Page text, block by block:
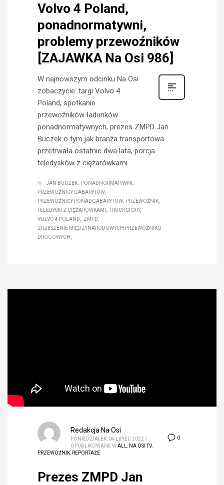
Volvo 4 Poland,
ponadnormatywni,
problemy przewoźników
[ZAJAWKA Na Osi 986]
W najnowszym odcinku Na Osi
zobaczycie: targi Volvo 4
Poland, spotkanie
przewoźników ładunków
ponadnormatywnych, prezes ZMPD Jan
Buczek o tym jak branża transportowa
przetrwała ostatnie dwa lata, porcja
teledysków z ciężarówkami.
JAN BUCZEK
PONADNORMATYWNI
PRZEWOŹNICY GABARYTÓW
PRZEWOŹNICY PONADGABARYTÓW
PRZEWOŹNIK
TELEDYSKI Z CIĘŻARÓWKAMI
TRUCK STORY
VOLVO 4 POLAND
ZMPD
ZRZESZENIE MIĘDZYNARODOWYCH PRZEWOŹNIKÓ
DROGOWYCH
0
Redakcja Na Osi
PONIEDZIAŁEK, 04 LIPIEC 2022 /
OPUBLIKOWANE WALL NA OSI TV,
PRZEWOŹNIK REPORTAŻE
Prezes ZMPD Jan